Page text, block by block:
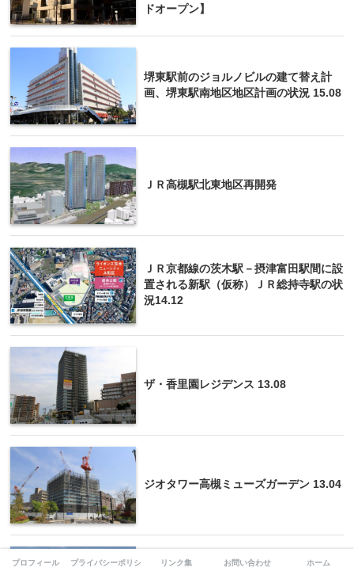
ドオープン】
堺東駅前のジョルノビルの建て替え計
画、堺東駅南地区地区計画の状況 15.08
ＪＲ高槻駅北東地区再開発
ＪＲ京都線の茨木駅－摂津富田駅間に設
置される新駅（仮称）ＪＲ総持寺駅の状
況14.12
ザ・香里園レジデンス 13.08
ジオタワー高槻ミューズガーデン 13.04
プロフィール プライバシーポリシー リンク集 お問い合わせ ホーム